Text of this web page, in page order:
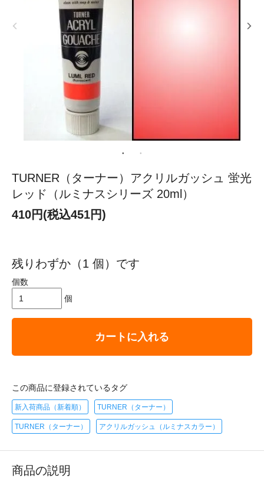
TURNER（ターナー）アクリルガッシュ 蛍光
レッド（ルミナスシリーズ 20ml）
410円(税込451円)
残りわずか（1 個）です
個数
個
カートに入れる
この商品に登録されているタグ
新入荷商品（新着順） TURNER（ターナー）
TURNER（ターナー） アクリルガッシュ（ルミナスカラー）
商品の説明